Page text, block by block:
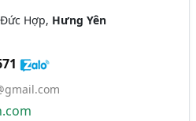
Hợp, Hưng Yên